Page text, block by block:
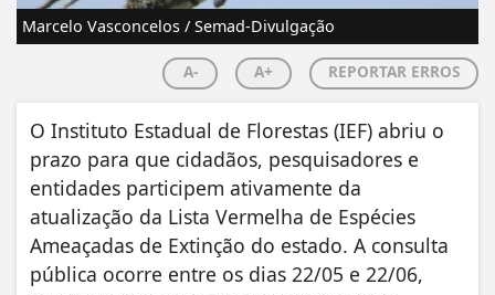
Marcelo Vasconcelos / Semad-Divulgação
A- A+ REPORTAR ERROS
O Instituto Estadual de Florestas (IEF) abriu o
prazo para que cidadãos, pesquisadores e
entidades participem ativamente da
atualização da Lista Vermelha de Espécies
Ameaçadas de Extinção do estado. A consulta
pública ocorre entre os dias 22/05 e 22/06,